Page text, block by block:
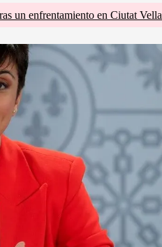
un enfrentamiento en Ciutat Vella